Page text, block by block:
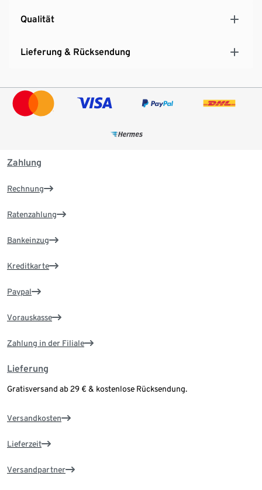
Qualität
Lieferung & Rücksendung
Zahlung
Rechnung
Ratenzahlung
Bankeinzug
Kreditkarte
Paypal
Vorauskasse
Zahlung in der Filiale
Lieferung
Gratisversand ab 29 € & kostenlose Rücksendung.
Versandkosten
Lieferzeit
Versandpartner